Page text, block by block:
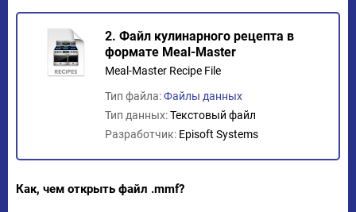
2. Файл кулинарного рецепта в
формате Meal-Master
Meal-Master Recipe File
Тип файла:Файлы данных
Тип данных:Текстовый файл
Разработчик: Episoft Systems
Как, чем открыть файл .mmf?